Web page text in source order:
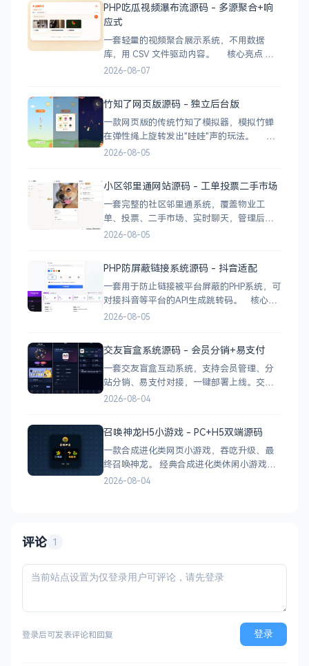
PHP吃瓜视频瀑布流源码 - 多源聚合+响
应式
一套轻量的视频聚合展示系统，不用数据
库，用 CSV 文件驱动内容。 核心亮点
CSV 驱动：不用配数据库，编
示：移动端 2 列 → 平板 3 列 → 桌面 4~5
2026-08-07
竹知了网页版源码 - 独立后台版
一款网页版的传统竹知了模拟器，模拟竹蝉
在弹性绳上旋转发出"哇哇"声的玩法。 核
心功能 网页版运行，无需下载 独立后台管
2026-08-05
小区邻里通网站源码 - 工单投票二手市场
一套完整的社区邻里通系统，覆盖物业工
单、投票、二手市场、实时聊天，管理后台
一应俱全。 前台功能 九宫格快捷菜单 +
情 小区投票：发起/参与/查看结果 邻里社区
2026-08-05
PHP防屏蔽链接系统源码 - 抖音适配
一套用于防止链接被平台屏蔽的PHP系统，可
对接抖音等平台的API生成跳转码。 核心功
能 多域名池智能切换，降低被拦截概率 对接
分析报表 技术栈 后端：PHP
2026-08-05
交友盲盒系统源码 - 会员分销+易支付
一套交友盲盒互动系统，支持会员管理、分
站分销、易支付对接，一键部署上线。交友
盲盒系统源码，支持会员系统、多商户分
建。 核心功能 会员系统：自定义价格、会
员等级 分销系统：代理商机制、佣金
2026-08-04
召唤神龙H5小游戏 - PC+H5双端源码
一款合成进化类网页小游戏，吞吃升级、最
终召唤神龙。 经典合成进化类休闲小游戏，
双版本可选：正常版挑战通关、无敌版轻松
2026-08-04
评论 1
登录后可发表评论和回复 登录